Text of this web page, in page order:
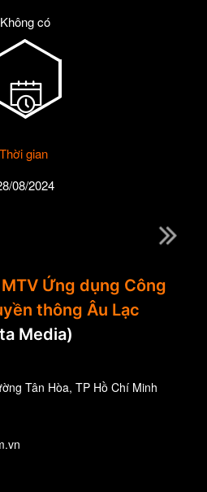
Không có
Thời gian
08/2024
Ứng dụng Công
thông Âu Lạc
Media)
Tân Hòa, TP Hồ Chí Minh